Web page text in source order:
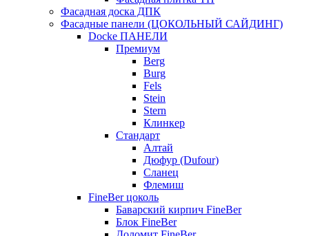
Фасадная доска ДПК
Фасадные панели (ЦОКОЛЬНЫЙ САЙДИНГ)
Docke ПАНЕЛИ
Премиум
Berg
Burg
Fels
Stein
Stern
Клинкер
Стандарт
Алтай
Дюфур (Dufour)
Сланец
Флемиш
FineBer цоколь
Баварский кирпич FineBer
Блок FineBer